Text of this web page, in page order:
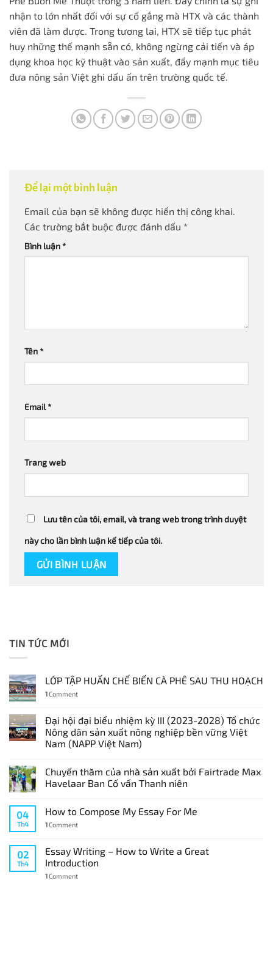
nhận to lớn nhất đối với sự cố gắng mà HTX và các thành
viên đã làm được. Trong tương lai, HTX sẽ tiếp tục phát
huy những thế mạnh sẵn có, không ngừng cải tiến và áp
dụng khoa học kỹ thuật vào sản xuất, đẩy mạnh mục tiêu
đưa nông sản Việt ghi dấu ấn trên trường quốc tế.
Để lại một bình luận
Email của bạn sẽ không được hiển thị công khai.
Các trường bắt buộc được đánh dấu *
Bình luận *
Tên *
Email*
Trang web
Lưu tên của tôi, email, và trang web trong trình duyệt
này cho lần bình luận kế tiếp của tôi.
TIN TỨC MỚI
LỚP TẬP HUẤN CHẾ BIẾN CÀ PHÊ SAU THU HOẠCH
1Comment
Đại hội đại biểu nhiệm kỳ III (2023-2028) Tổ chức
Nông dân sản xuất nông nghiệp bền vững Việt
Nam (NAPP Việt Nam)
Chuyến thăm của nhà sản xuất bởi Fairtrade Max
Havelaar Ban Cố vấn Thanh niên
04
Th4
How to Compose My Essay For Me
1Comment
02
Th4
Essay Writing – How to Write a Great
Introduction
1Comment